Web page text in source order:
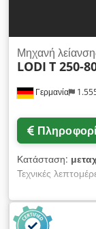
Γερμανία
Μηχανή
LODI T 250-
Κατάσταση:
Τεχνικές
λείανσης: 800
Οριζόντια
Οριζόντια